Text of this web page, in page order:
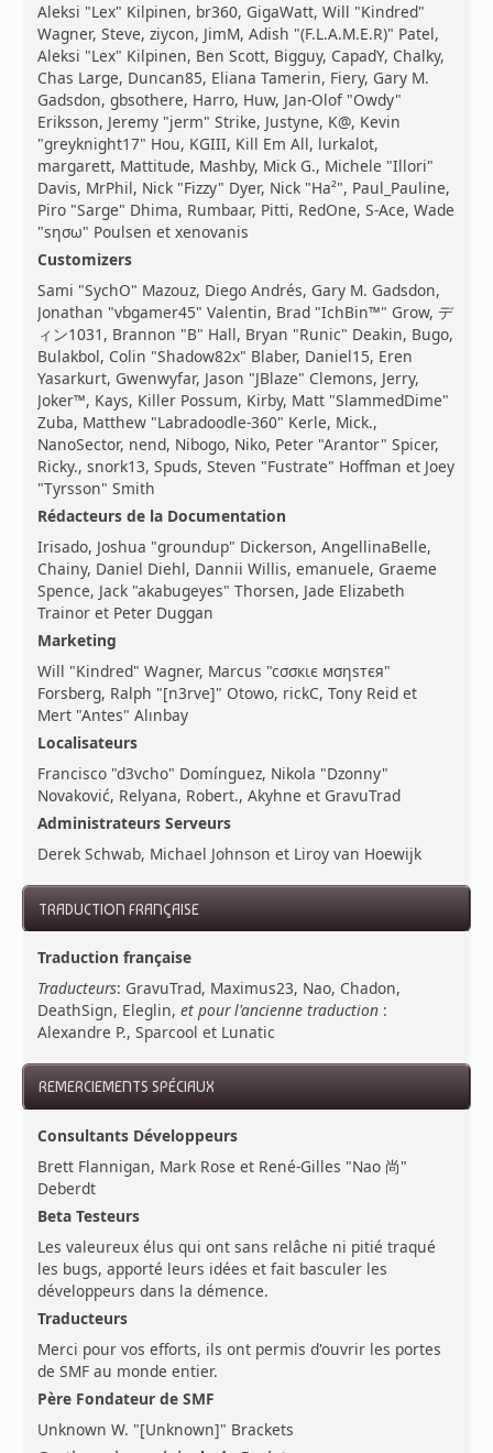
Aleksi "Lex" Kilpinen, br360, GigaWatt, Will "Kindred"
Wagner, Steve, ziycon, JimM, Adish "(F.L.A.M.E.R)" Patel,
Aleksi "Lex" Kilpinen, Ben Scott, Bigguy, CapadY, Chalky,
Chas Large, Duncan85, Eliana Tamerin, Fiery, Gary M.
Gadsdon, gbsothere, Harro, Huw, Jan-Olof "Owdy"
Eriksson, Jeremy "jerm" Strike, Justyne, K@, Kevin
"greyknight17" Hou, KGIII, Kill Em All, lurkalot,
margarett, Mattitude, Mashby, Mick G., Michele "Illori"
Davis, MrPhil, Nick "Fizzy" Dyer, Nick "Ha²", Paul_Pauline,
Piro "Sarge" Dhima, Rumbaar, Pitti, RedOne, S-Ace, Wade
"sησω" Poulsen et xenovanis
Customizers
Sami "SychO" Mazouz, Diego Andrés, Gary M. Gadsdon,
Jonathan "vbgamer45" Valentin, Brad "IchBin™" Grow, デ
ィン1031, Brannon "B" Hall, Bryan "Runic" Deakin, Bugo,
Bulakbol, Colin "Shadow82x" Blaber, Daniel15, Eren
Yasarkurt, Gwenwyfar, Jason "JBlaze" Clemons, Jerry,
Joker™, Kays, Killer Possum, Kirby, Matt "SlammedDime"
Zuba, Matthew "Labradoodle-360" Kerle, Mick.,
NanoSector, nend, Nibogo, Niko, Peter "Arantor" Spicer,
Ricky., snork13, Spuds, Steven "Fustrate" Hoffman et Joey
"Tyrsson" Smith
Rédacteurs de la Documentation
Irisado, Joshua "groundup" Dickerson, AngellinaBelle,
Chainy, Daniel Diehl, Dannii Willis, emanuele, Graeme
Spence, Jack "akabugeyes" Thorsen, Jade Elizabeth
Trainor et Peter Duggan
Marketing
Will "Kindred" Wagner, Marcus "cσσкιє мσηѕтєя"
Forsberg, Ralph "[n3rve]" Otowo, rickC, Tony Reid et
Mert "Antes" Alınbay
Localisateurs
Francisco "d3vcho" Domínguez, Nikola "Dzonny"
Novaković, Relyana, Robert., Akyhne et GravuTrad
Administrateurs Serveurs
Derek Schwab, Michael Johnson et Liroy van Hoewijk
TRADUCTION FRANÇAISE
Traduction française
Traducteurs: GravuTrad, Maximus23, Nao, Chadon,
DeathSign, Eleglin,et pour l'ancienne traduction :
Alexandre P., Sparcool et Lunatic
REMERCIEMENTS SPÉCIAUX
Consultants Développeurs
Brett Flannigan, Mark Rose et René-Gilles "Nao 尚"
Deberdt
Beta Testeurs
Les valeureux élus qui ont sans relâche ni pitié traqué
les bugs, apporté leurs idées et fait basculer les
développeurs dans la démence.
Traducteurs
Merci pour vos efforts, ils ont permis d'ouvrir les portes
de SMF au monde entier.
Père Fondateur de SMF
Unknown W. "[Unknown]" Brackets